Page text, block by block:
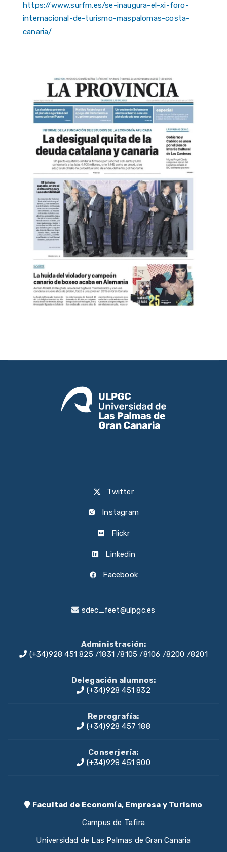
https://www.surfm.es/se-inaugura-el-xi-foro-
internacional-de-turismo-maspalomas-costa-
canaria/
Twitter
Instagram
Flickr
Linkedin
Facebook
sdec_feet@ulpgc.es
Administración:
(+34)928 451 825 /1831/8105 /8106 /8200 /8201
Delegación alumnos:
(+34)928 451 832
Reprografía:
(+34)928 457 188
Conserjería:
(+34)928 451 800
Facultad de Economía, Empresa y Turismo
Campus de Tafira
Universidad de Las Palmas de Gran Canaria